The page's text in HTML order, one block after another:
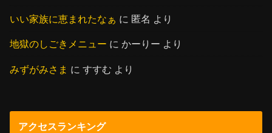
いい家族に恵まれたなぁ に 匿名 より
地獄のしごきメニュー にかーりー より
みずがみさま にすすむ より
アクセスランキング